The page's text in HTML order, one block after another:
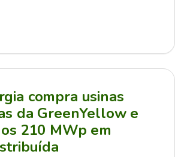
compra usinas
da GreenYellow e
210 MWp em